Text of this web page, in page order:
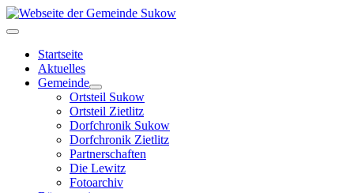
Startseite
Aktuelles
Gemeinde
Ortsteil Sukow
Ortsteil Zietlitz
Dorfchronik Sukow
Dorfchronik Zietlitz
Partnerschaften
Die Lewitz
Fotoarchiv